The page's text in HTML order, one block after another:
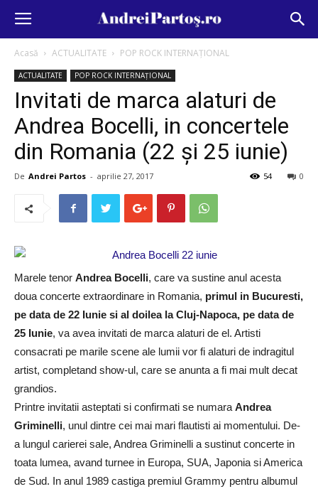
Acasă ACTUALITATE POP ROCK INTERNAȚIONAL
ACTUALITATE POP ROCK INTERNAȚIONAL
Invitati de marca alaturi de
Andrea Bocelli, in concertele
din Romania (22 și 25 iunie)
De Andrei Partos - aprilie 27, 2017 0
54
Marele tenor Andrea Bocelli, care va sustine anul acesta
doua concerte extraordinare in Romania, primul in Bucuresti,
pe data de 22 Iunie si al doilea la Cluj-Napoca, pe data de
25 Iunie, va avea invitati de marca alaturi de el. Artisti
consacrati pe marile scene ale lumii vor fi alaturi de indragitul
artist, completand show-ul, care se anunta a fi mai mult decat
grandios.
Printre invitatii asteptati si confirmati se numara Andrea
Griminelli, unul dintre cei mai mari flautisti ai momentului. De-
a lungul carierei sale, Andrea Griminelli a sustinut concerte in
toata lumea, avand turnee in Europa, SUA, Japonia si America
de Sud. In anul 1989 castiga premiul Grammy pentru albumul